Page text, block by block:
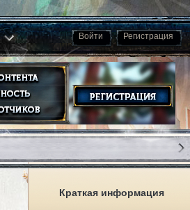
Войти Регистрация
Краткая информация